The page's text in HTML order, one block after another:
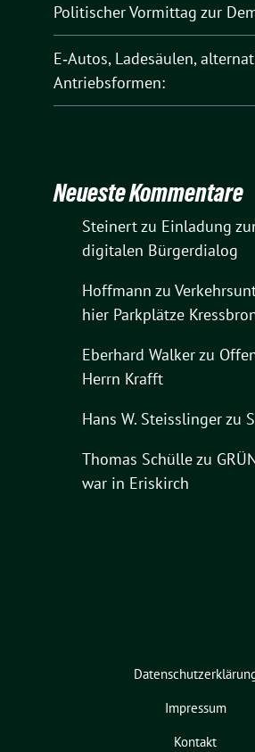
Politischer Vormittag zur
E‑Autos, Ladesäulen,
Antriebsformen:
Neueste Kommentare
Steinertzu Einladung
digitalen Bürgerdialog
Hoffmann zu
hier Parkplätze
Eberhard Walkerzu
Herrn Krafft
Hans W. Steisslingerzu
Thomas Schüllezu
war in Eriskirch
Impressum
Kontakt